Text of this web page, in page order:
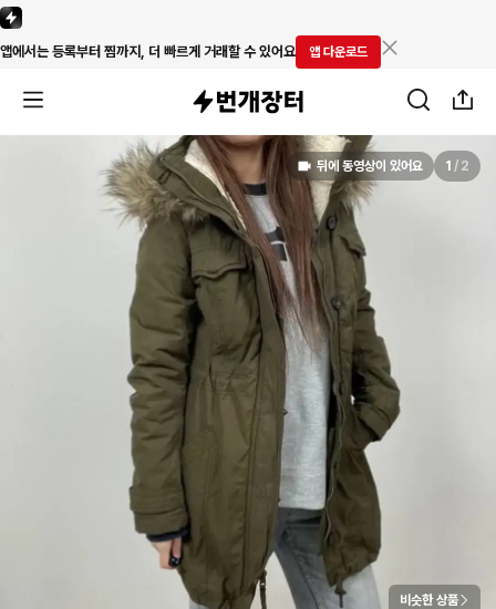
앱에서는 등록부터 찜까지, 더 빠르게 거래할 수 있어요 앱 다운로드
뒤에 동영상이 있어요 1 / 2
비슷한 상품